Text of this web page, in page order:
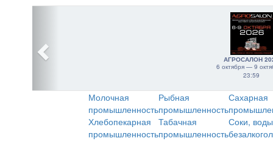
АГРОСАЛОН
6 октября — 9
23:59
Молочная
промышленность
Рыбная
промышленность
Сахарная
Хлебопекарная
промышленность
Табачная
промышленность
Соки,